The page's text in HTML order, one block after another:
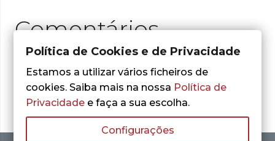
Comentários
recentes
Nenhum comentário para mostrar.
Política de Cookies e de Privacidade
Estamos a utilizar vários ficheiros de
cookies. Saiba mais na nossa Política de
Privacidade e faça a sua escolha.
Configurações